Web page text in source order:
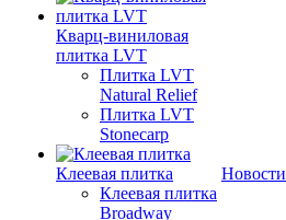
Кварц-виниловая
плитка LVT
Плитка LVT
Natural Relief
Плитка LVT
Stonecarp
Клеевая плитка
Клеевая плитка
Broadway
Новости